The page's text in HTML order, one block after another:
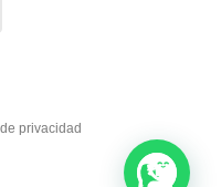
privacidad